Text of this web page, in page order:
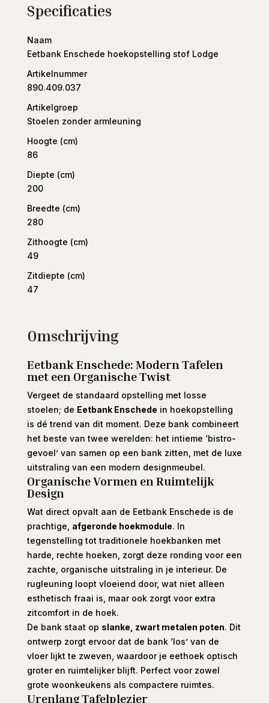
Specificaties
Naam
Eetbank Enschede hoekopstelling stof Lodge
Artikelnummer
890.409.037
Artikelgroep
Stoelen zonder armleuning
Hoogte (cm)
86
Diepte (cm)
200
Breedte (cm)
280
Zithoogte (cm)
49
Zitdiepte (cm)
47
Omschrijving
Eetbank Enschede: Modern Tafelen
met een Organische Twist
Vergeet de standaard opstelling met losse
stoelen; de Eetbank Enschede in hoekopstelling
is dé trend van dit moment. Deze bank combineert
het beste van twee werelden: het intieme ‘bistro-
gevoel’ van samen op een bank zitten, met de luxe
uitstraling van een modern designmeubel.
Organische Vormen en Ruimtelijk
Design
Wat direct opvalt aan de Eetbank Enschede is de
prachtige, afgeronde hoekmodule. In
tegenstelling tot traditionele hoekbanken met
harde, rechte hoeken, zorgt deze ronding voor een
zachte, organische uitstraling in je interieur. De
rugleuning loopt vloeiend door, wat niet alleen
esthetisch fraai is, maar ook zorgt voor extra
zitcomfort in de hoek.
De bank staat op slanke, zwart metalen poten. Dit
ontwerp zorgt ervoor dat de bank ‘los’ van de
vloer lijkt te zweven, waardoor je eethoek optisch
groter en ruimtelijker blijft. Perfect voor zowel
grote woonkeukens als compactere ruimtes.
Urenlang Tafelplezier